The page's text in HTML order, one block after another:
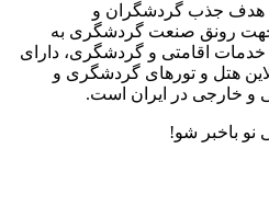
هدف جذب گردشگران و
جهت رونق صنعت گردشگری به
خدمات اقامتی و گردشگری، دارای
هتل و تورهای گردشگری و
و خارجی در ایران است.
نو باخبر شو!